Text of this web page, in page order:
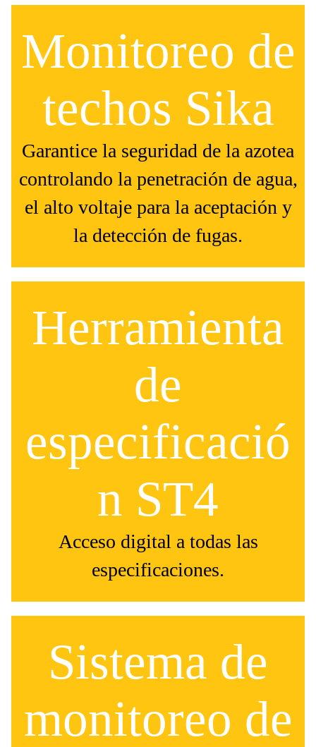
Monitoreo de
techos Sika
Garantice la seguridad de la azotea
controlando la penetración de agua,
el alto voltaje para la aceptación y
la detección de fugas.
Herramienta
de
especificació
n ST4
Acceso digital a todas las
especificaciones.
Sistema de
monitoreo de